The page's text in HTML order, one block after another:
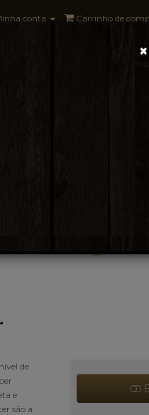
conta Carrinho de
de
e
são a
×